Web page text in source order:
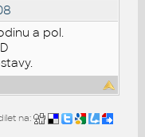
a pol.
na: